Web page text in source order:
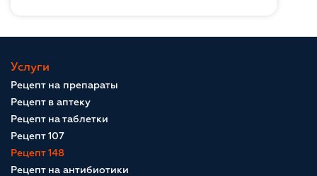
Услуги
Рецепт на препараты
Рецепт в аптеку
Рецепт на таблетки
Рецепт 107
Рецепт 148
Рецепт на антибиотики